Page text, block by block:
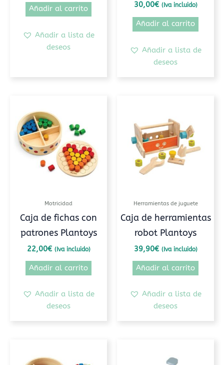
Añadir al carrito
Añadir a lista de
deseos
30,00€ (Iva incluido)
Añadir al carrito
Añadir a lista de
deseos
Motricidad
Caja de fichas con
patrones Plantoys
22,00€ (Iva incluido)
Añadir al carrito
Añadir a lista de
deseos
Herramientas de juguete
Caja de herramientas
robot Plantoys
39,90€ (Iva incluido)
Añadir al carrito
Añadir a lista de
deseos